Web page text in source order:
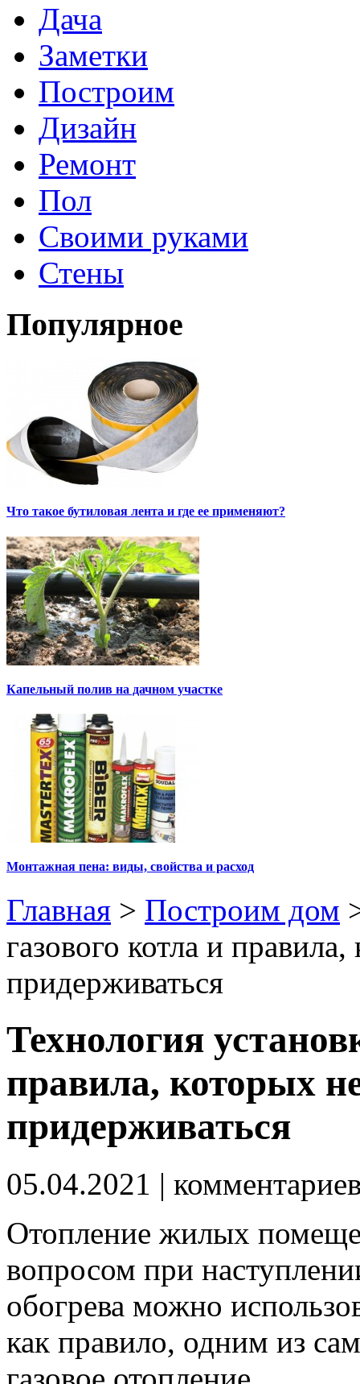
Дача
Заметки
Построим
Дизайн
Ремонт
Пол
Своими руками
Стены
Популярное
Что такое бутиловая лента и где ее применяют?
Капельный полив на дачном участке
Монтажная пена: виды, свойства и расход
Главная > Построим дом
газового котла и
придерживаться
Технология
правила, которых
придерживаться
05.04.2021 |
Отопление жилых
вопросом при
обогрева можно
как правило, одним из